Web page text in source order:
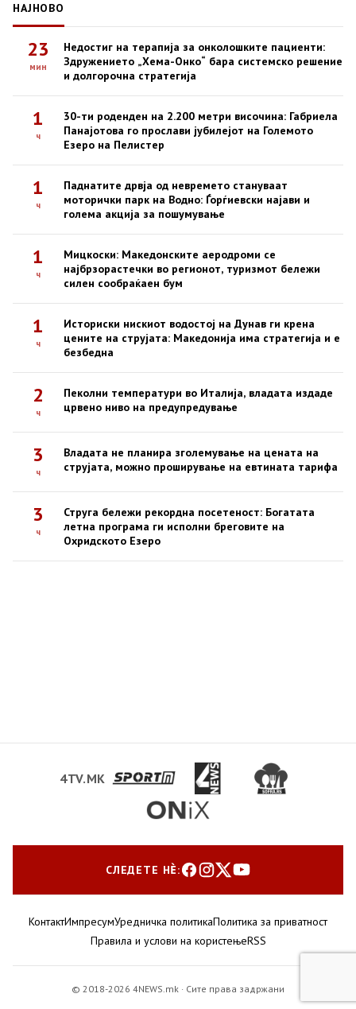
НАЈНОВО
23
мин
Недостиг на терапија за онколошките пациенти:
Здружението „Хема-Онко“ бара системско решение
и долгорочна стратегија
1
ч
30-ти роденден на 2.200 метри височина: Габриела
Панајотова го прослави јубилејот на Големото
Езеро на Пелистер
1
ч
Паднатите дрвја од невремето стануваат
моторички парк на Водно: Ѓорѓиевски најави и
голема акција за пошумување
1
ч
Мицкоски: Македонските аеродроми се
најбрзорастечки во регионот, туризмот бележи
силен сообраќаен бум
1
ч
Историски нискиот водостој на Дунав ги крена
цените на струјата: Македонија има стратегија и е
безбедна
2
ч
Пеколни температури во Италија, владата издаде
црвено ниво на предупредување
3
ч
Владата не планира зголемување на цената на
струјата, можно проширување на евтината тарифа
3
ч
Струга бележи рекордна посетеност: Богатата
летна програма ги исполни бреговите на
Охридското Езеро
4TV.MK
СЛЕДЕТЕ НЀ:
КонтактИмпресумУредничка политикаПолитика за приватност
Правила и услови на користењеRSS
© 2018-2026 4NEWS.mk · Сите права задржани